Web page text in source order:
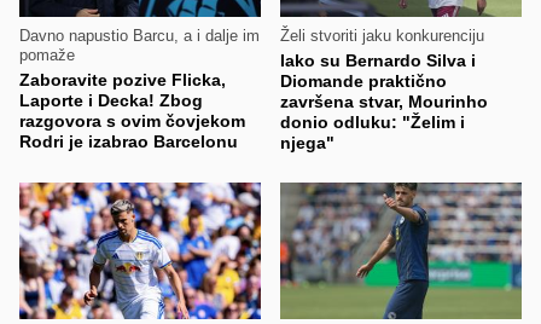
Davno napustio Barcu, a i dalje im
pomaže
Zaboravite pozive Flicka,
Laporte i Decka! Zbog
razgovora s ovim čovjekom
Rodri je izabrao Barcelonu
Želi stvoriti jaku konkurenciju
Iako su Bernardo Silva i
Diomande praktično
završena stvar, Mourinho
donio odluku: "Želim i
njega"